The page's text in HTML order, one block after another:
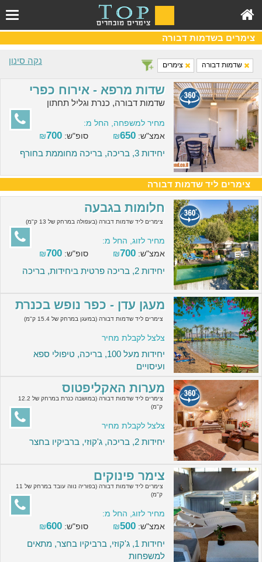
צימרים בשדמות דבורה
נקה סינון שדמות דבורה צימרים
שדות מרפא - אירוח כפרי
שדמות דבורה, כנרת וגליל תחתון
מחיר למשפחה, החל מ:
אמצ"ש:
₪650 סופ"ש: ₪700
יחידות 3, בריכה, בריכה מחוממת בחורף
צימרים ליד שדמות דבורה
חלומות בגבעה
צימרים ליד שדמות דבורה (בעפולה במרחק של 13 ק"מ)
מחיר לזוג, החל מ:
אמצ"ש:
₪700 סופ"ש: ₪700
יחידות 2, בריכה פרטית ביחידות, בריכה
מעגן עדן - כפר נופש בכנרת
צימרים ליד שדמות דבורה (במעגן במרחק של 15.4 ק"מ)
צלצל לקבלת מחיר
יחידות מעל 100, בריכה, טיפולי ספא
ועיסויים
מערות האקליפטוס
צימרים ליד שדמות דבורה (במושבה כנרת במרחק של 12.2
ק"מ)
צלצל לקבלת מחיר
יחידות 2, בריכה, ג'קוזי, ברביקיו בחצר
צימר פינוקים
צימרים ליד שדמות דבורה (בפוריה נווה עובד במרחק של 11
ק"מ)
מחיר לזוג, החל מ:
אמצ"ש:
₪500 סופ"ש: ₪600
יחידות 1, ג'קוזי, ברביקיו בחצר, מתאים
למשפחות